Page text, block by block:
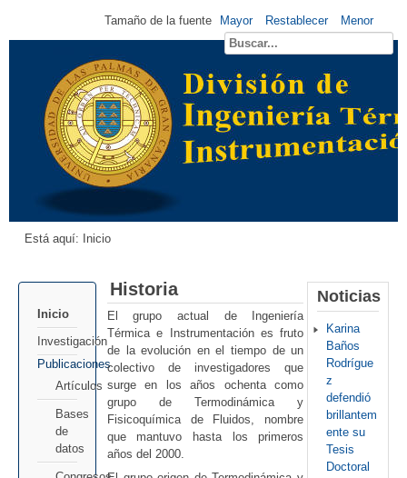
Tamaño de la fuente Mayor Restablecer Menor
Está aquí: Inicio
Inicio
Investigación
Publicaciones
Artículos
Bases
de
datos
Historia
El grupo actual de Ingeniería
Térmica e Instrumentación es fruto
de la evolución en el tiempo de un
colectivo de investigadores que
surge en los años ochenta como
grupo de Termodinámica y
Fisicoquímica de Fluidos, nombre
que mantuvo hasta los primeros
años del 2000.
Noticias
Karina
Baños
Rodrígue
z
defendió
brillantem
ente su
Tesis
Doctoral